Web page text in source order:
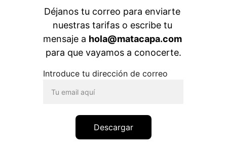
Déjanos tu correo para enviarte
nuestras tarifas o escribe tu
mensaje a hola@matacapa.com
para que vayamos a conocerte.
Introduce tu dirección de correo
Descargar